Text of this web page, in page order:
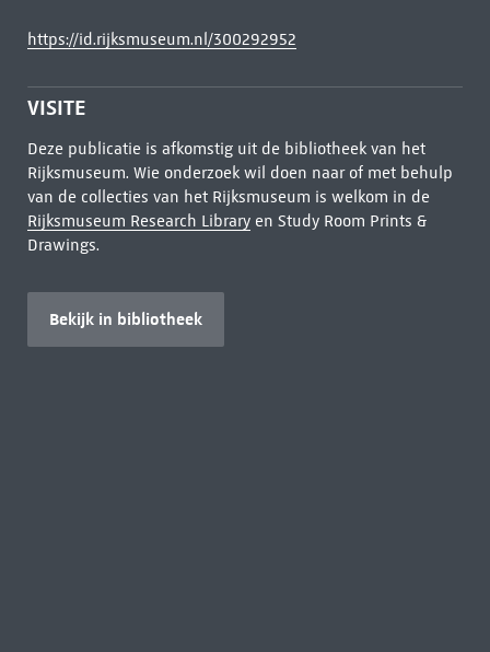
https://id.rijksmuseum.nl/300292952
VISITE
Deze publicatie is afkomstig uit de bibliotheek van het
Rijksmuseum. Wie onderzoek wil doen naar of met behulp
van de collecties van het Rijksmuseum is welkom in de
Rijksmuseum Research Libraryen Study Room Prints &
Drawings.
Bekijk in bibliotheek